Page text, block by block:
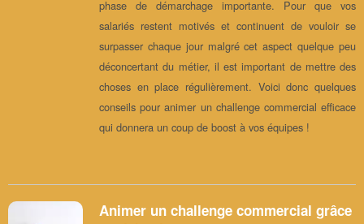
phase de démarchage importante. Pour que vos
salariés restent motivés et continuent de vouloir se
surpasser chaque jour malgré cet aspect quelque peu
déconcertant du métier, il est important de mettre des
choses en place régulièrement. Voici donc quelques
conseils pour animer un challenge commercial efficace
qui donnera un coup de boost à vos équipes !
Animer un challenge commercial grâce